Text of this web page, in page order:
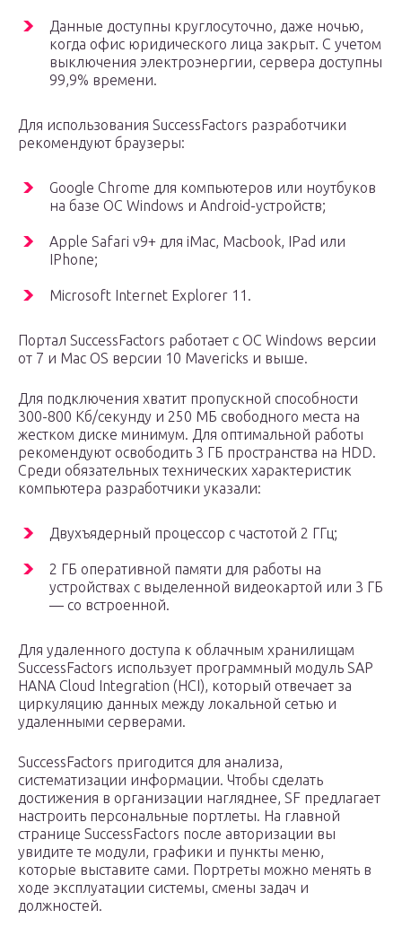
Данные доступны круглосуточно, даже ночью,
когда офис юридического лица закрыт. С учетом
выключения электроэнергии, сервера доступны
99,9% времени.
Для использования SuccessFactors разработчики
рекомендуют браузеры:
Google Chrome для компьютеров или ноутбуков
на базе ОС Windows и Android-устройств;
Apple Safari v9+ для iMac, Macbook, IPad или
IPhone;
Microsoft Internet Explorer 11.
Портал SuccessFactors работает с ОС Windows версии
от 7 и Mac OS версии 10 Mavericks и выше.
Для подключения хватит пропускной способности
300-800 Кб/секунду и 250 МБ свободного места на
жестком диске минимум. Для оптимальной работы
рекомендуют освободить 3 ГБ пространства на HDD.
Среди обязательных технических характеристик
компьютера разработчики указали:
Двухъядерный процессор с частотой 2 ГГц;
2 ГБ оперативной памяти для работы на
устройствах с выделенной видеокартой или 3 ГБ
— со встроенной.
Для удаленного доступа к облачным хранилищам
SuccessFactors использует программный модуль SAP
HANA Cloud Integration (HCI), который отвечает за
циркуляцию данных между локальной сетью и
удаленными серверами.
SuccessFactors пригодится для анализа,
систематизации информации. Чтобы сделать
достижения в организации нагляднее, SF предлагает
настроить персональные портлеты. На главной
странице SuccessFactors после авторизации вы
увидите те модули, графики и пункты меню,
которые выставите сами. Портреты можно менять в
ходе эксплуатации системы, смены задач и
должностей.